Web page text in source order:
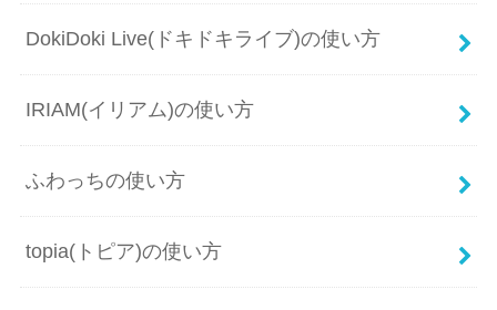
DokiDoki Live(ドキドキライブ)の使い方
IRIAM(イリアム)の使い方
ふわっちの使い方
topia(トピア)の使い方